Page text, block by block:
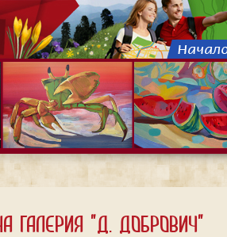
галерия "Д. Добрович"